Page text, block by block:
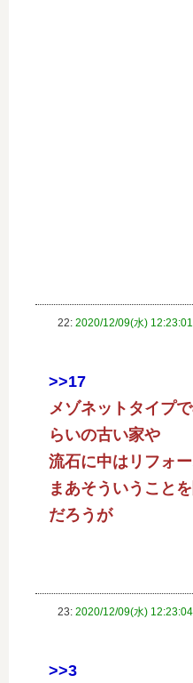
22: 2020/12/09(水)
>>17
メゾネットタイプ
らいの古い家や
流石に中はリフォ
まあそういうこと
だろうが
23: 2020/12/09(水)
>>3